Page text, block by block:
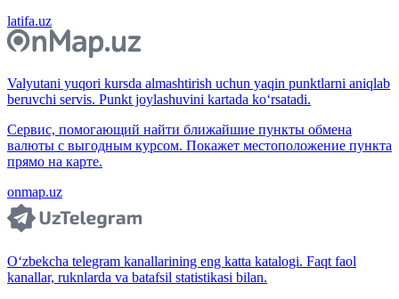
latifa.uz
Valyutani yuqori kursda almashtirish uchun yaqin punktlarni aniqlab
beruvchi servis. Punkt joylashuvini kartada ko‘rsatadi.
Сервис, помогающий найти ближайшие пункты обмена
валюты с выгодным курсом. Покажет местоположение пункта
прямо на карте.
onmap.uz
O‘zbekcha telegram kanallarining eng katta katalogi. Faqt faol
kanallar, ruknlarda va batafsil statistikasi bilan.